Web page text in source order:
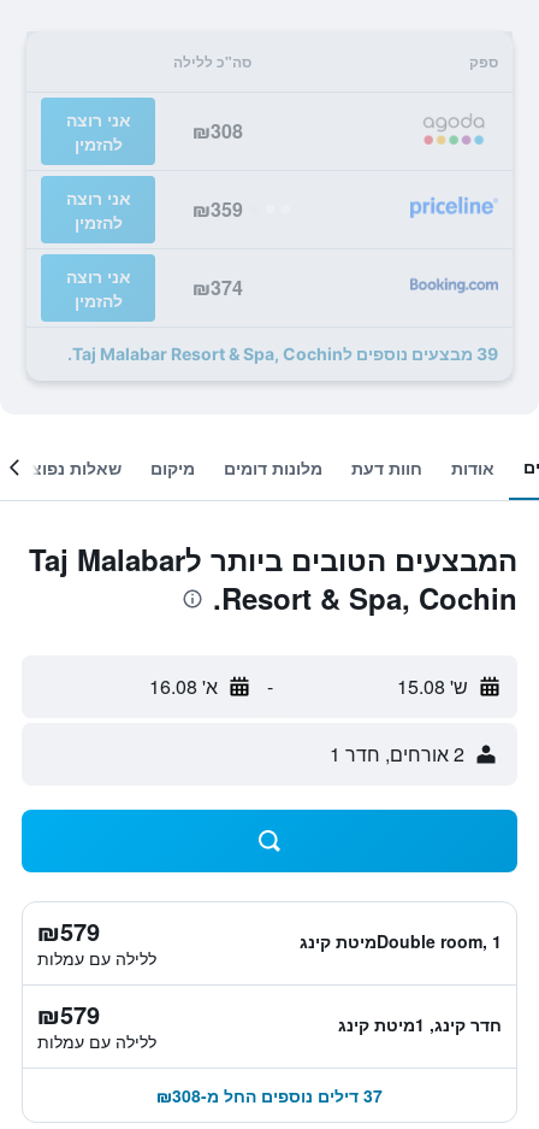
ספק סה"כ ללילה
₪308
אני רוצה
להזמין
₪359
אני רוצה
להזמין
₪374
אני רוצה
להזמין
39 מבצעים נוספים לTaj Malabar Resort & Spa, Cochin.
אודות חוות דעת מלונות דומים מיקום שאלות נפוצות
המבצעים הטובים ביותר לTaj Malabar
Resort & Spa, Cochin.
ש' 15.08 - א' 16.08
2 אורחים, חדר 1
Double room, 1מיטת קינג ₪579
ללילה עם עמלות
חדר קינג, 1מיטת קינג ₪579
ללילה עם עמלות
37 דילים נוספים החל מ-₪308